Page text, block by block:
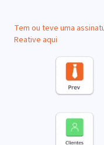
Tem ou teve uma
Reative aqui